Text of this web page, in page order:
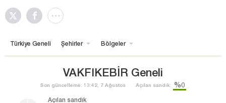
Türkiye Geneli Şehirler Bölgeler
VAKFIKEBİR Geneli
Son güncelleme: 13:42, 7 Ağustos Açılan sandık: %0
Açılan sandık